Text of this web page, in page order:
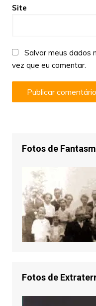
Site
Salvar meus dados
vez que eu comentar.
Fotos de
Fotos de